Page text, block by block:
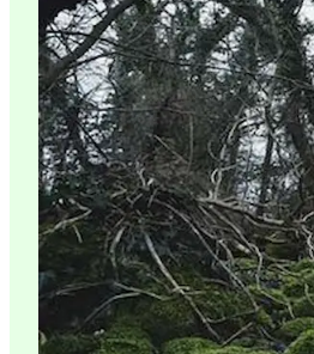
Erlebnisse
Unterkünfte
Reiseplanung